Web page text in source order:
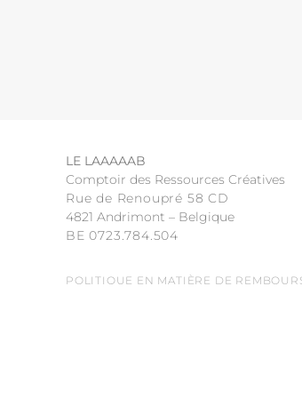
LE LAAAAAB
Comptoir des Ressources Créatives
Rue de Renoupré 58 CD
4821 Andrimont – Belgique
BE 0723.784.504
POLITIQUE EN MATIÈRE DE